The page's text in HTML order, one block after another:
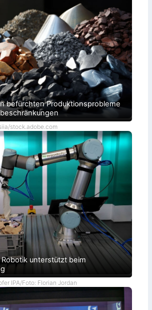
befürchten Produktionsprobleme
stock.adobe.com
unterstützt beim
IPA/Foto: Florian Jordan